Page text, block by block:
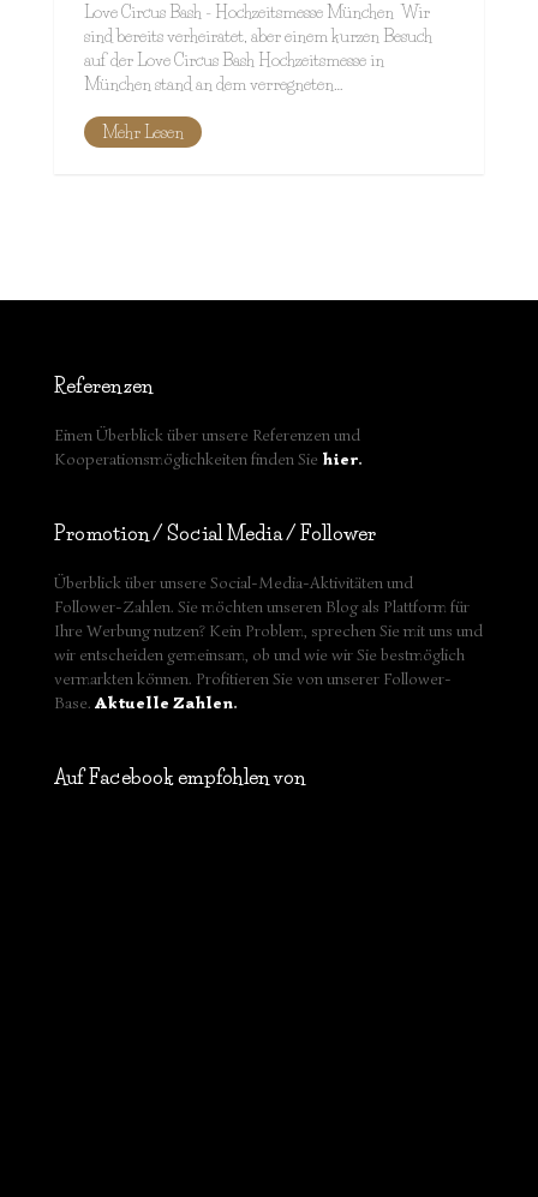
Love Circus Bash - Hochzeitsmesse München Wir
sind bereits verheiratet, aber einem kurzen Besuch
auf der Love Circus Bash Hochzeitsmesse in
München stand an dem verregneten…
Mehr Lesen
Referenzen
Einen Überblick über unsere Referenzen und
Kooperationsmöglichkeiten finden Sie hier.
Promotion / Social Media / Follower
Überblick über unsere Social-Media-Aktivitäten und
Follower-Zahlen. Sie möchten unseren Blog als Plattform für
Ihre Werbung nutzen? Kein Problem, sprechen Sie mit uns und
wir entscheiden gemeinsam, ob und wie wir Sie bestmöglich
vermarkten können. Profitieren Sie von unserer Follower-
Base. Aktuelle Zahlen.
Auf Facebook empfohlen von